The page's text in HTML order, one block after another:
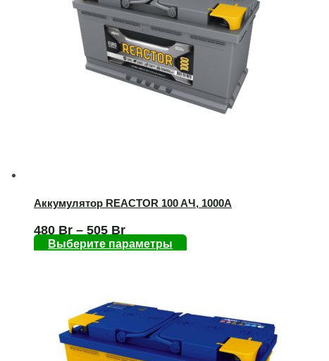
Аккумулятор REACTOR 100 AЧ, 1000А
480 Br – 505 Br
Выберите параметры